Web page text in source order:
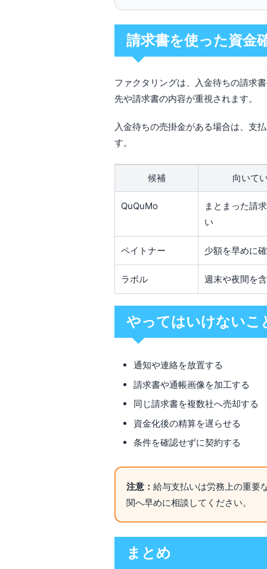
請求書を使った資金
ファクタリングは、入金待ちの請求
先や請求書の内容が重視されます。
入金待ちの売掛金がある場合は、支
す。
候補 向いて
QuQuMo
まとまった請
い
ペイトナー 少額を早めに
ラボル 週末や夜間を
やってはいけないこ
通知や連絡を放置する
請求書や通帳画像を加工する
同じ請求書を複数社へ売却する
資金化後の精算を遅らせる
条件を確認せずに契約する
注意： 給与支払いは労務上の重要
関へ早めに相談してください。
まとめ